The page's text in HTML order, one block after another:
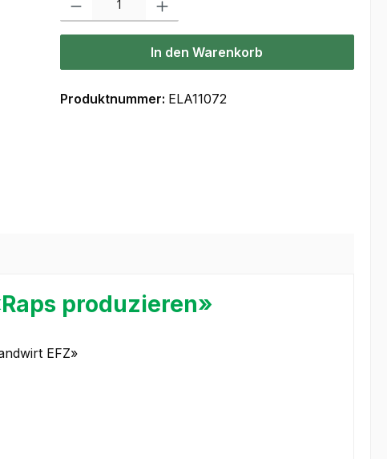
In den Warenkorb
Produktnummer: ELA11072
produzieren»
EFZ»